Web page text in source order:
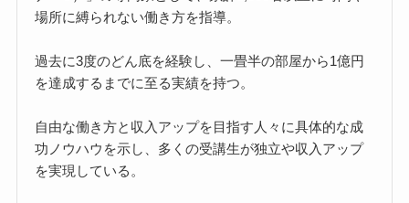
場所に縛られない働き方を指導。
過去に3度のどん底を経験し、一畳半の部屋から1億円
を達成するまでに至る実績を持つ。
自由な働き方と収入アップを目指す人々に具体的な成
功ノウハウを示し、多くの受講生が独立や収入アップ
を実現している。